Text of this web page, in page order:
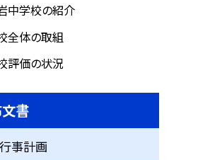
中学校の紹介
全体の取組
評価の状況
書
事計画